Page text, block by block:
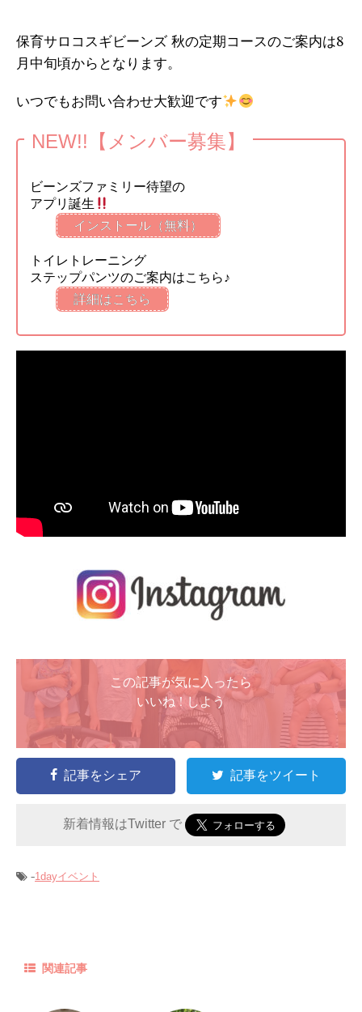
保育サロコスギビーンズ 秋の定期コースのご案内は8
月中旬頃からとなります。
いつでもお問い合わせ大歓迎です
NEW!!【メンバー募集】
ビーンズファミリー待望の
アプリ誕生
インストール（無料）
トイレトレーニング
ステップパンツのご案内はこちら♪
詳細はこちら
この記事が気に入ったら
いいね ! しよう
記事をシェア 記事をツイート
新着情報はTwitter で
-1dayイベント
関連記事